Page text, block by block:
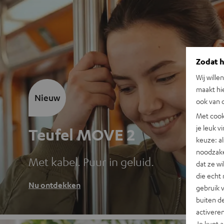
Teufel MOVE 2
Met kabel. Puur in geluid.
Nu ontdekken
Nieuw
Zodat
Wij
maakt
ook van
Met
je leuk
keuze:
dat ze
die echt
gebruik
buiten